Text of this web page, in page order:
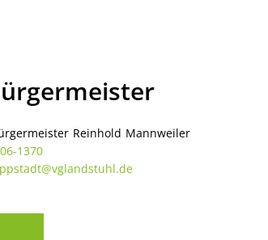
Reinhold Mannweiler
1370